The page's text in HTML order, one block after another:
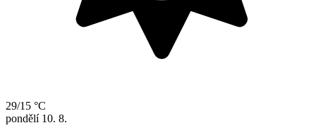
29/15 °C
pondělí 10. 8.